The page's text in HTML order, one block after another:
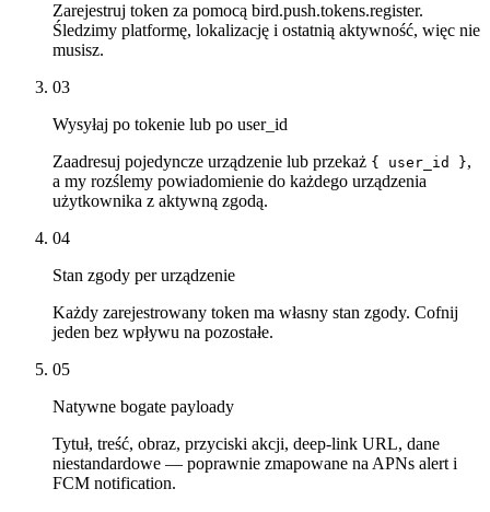
Zarejestruj token za pomocą bird.push.tokens.register.
Śledzimy platformę, lokalizację i ostatnią aktywność, więc nie
musisz.
03
Wysyłaj po tokenie lub po user_id
Zaadresuj pojedyncze urządzenie lub przekaż { user_id },
a my rozślemy powiadomienie do każdego urządzenia
użytkownika z aktywną zgodą.
04
Stan zgody per urządzenie
Każdy zarejestrowany token ma własny stan zgody. Cofnij
jeden bez wpływu na pozostałe.
05
Natywne bogate payloady
Tytuł, treść, obraz, przyciski akcji, deep-link URL, dane
niestandardowe — poprawnie zmapowane na APNs alert i
FCM notification.